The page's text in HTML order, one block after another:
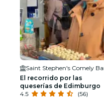
El recorrido por las
queserías de Edimburgo
4.5
(56)